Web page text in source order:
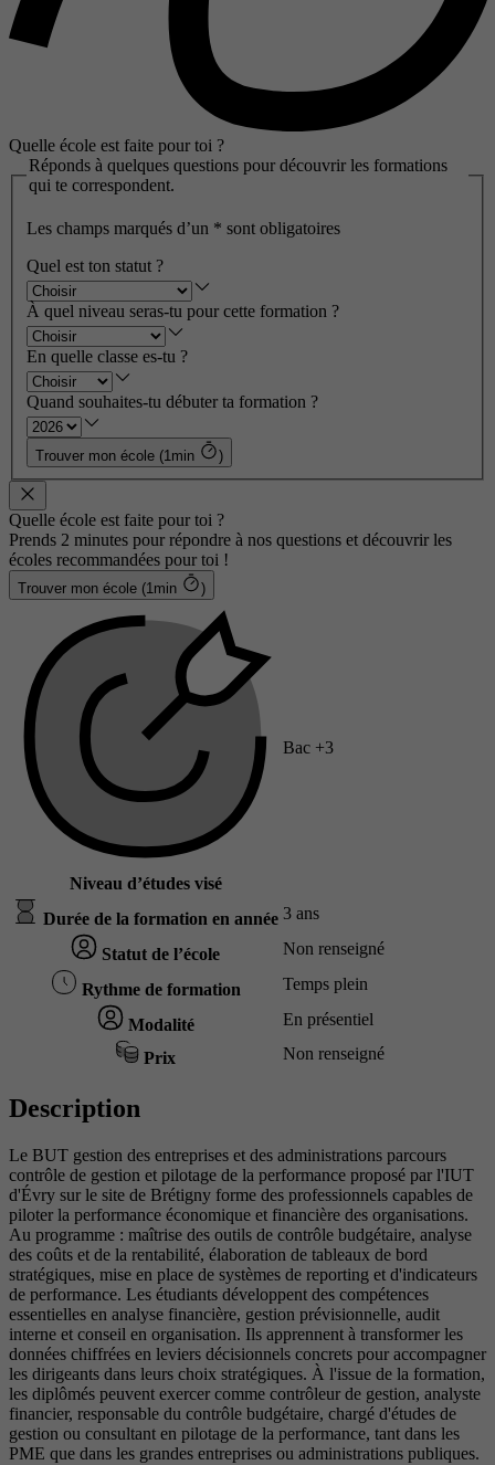
Quelle école est faite pour toi ?
Réponds à quelques questions pour découvrir les formations
qui te correspondent.
Les champs marqués d’un * sont obligatoires
Quel est ton statut ?
À quel niveau seras-tu pour cette formation ?
En quelle classe es-tu ?
Quand souhaites-tu débuter ta formation ?
Trouver mon école (1min )
Quelle école est faite pour toi ?
Prends 2 minutes pour répondre à nos questions et découvrir les
écoles recommandées pour toi !
Trouver mon école (1min )
Niveau d’études visé
Bac +3
Durée de la formation en année 3 ans
Statut de l’école Non renseigné
Rythme de formation Temps plein
Modalité En présentiel
Prix Non renseigné
Description
Le BUT gestion des entreprises et des administrations parcours
contrôle de gestion et pilotage de la performance proposé par l'IUT
d'Évry sur le site de Brétigny forme des professionnels capables de
piloter la performance économique et financière des organisations.
Au programme : maîtrise des outils de contrôle budgétaire, analyse
des coûts et de la rentabilité, élaboration de tableaux de bord
stratégiques, mise en place de systèmes de reporting et d'indicateurs
de performance. Les étudiants développent des compétences
essentielles en analyse financière, gestion prévisionnelle, audit
interne et conseil en organisation. Ils apprennent à transformer les
données chiffrées en leviers décisionnels concrets pour accompagner
les dirigeants dans leurs choix stratégiques. À l'issue de la formation,
les diplômés peuvent exercer comme contrôleur de gestion, analyste
financier, responsable du contrôle budgétaire, chargé d'études de
gestion ou consultant en pilotage de la performance, tant dans les
PME que dans les grandes entreprises ou administrations publiques.